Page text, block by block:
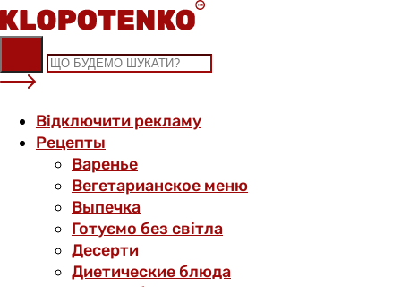
Skip
to
content
Відключити рекламу
Рецепты
Варенье
Вегетарианское меню
Выпечка
Готуємо без світла
Десерти
Диетические блюда